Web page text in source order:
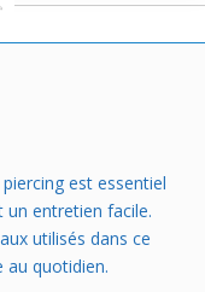
est essentiel
entretien facile.
utilisés dans ce
au quotidien.